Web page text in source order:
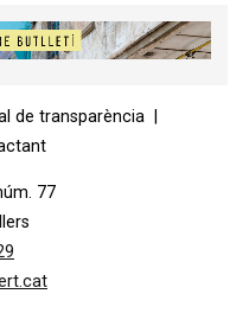
de transparència
77